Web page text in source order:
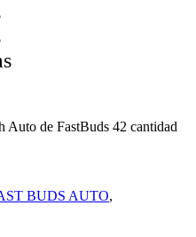
Auto de FastBuds 42 cantidad
BUDS AUTO,